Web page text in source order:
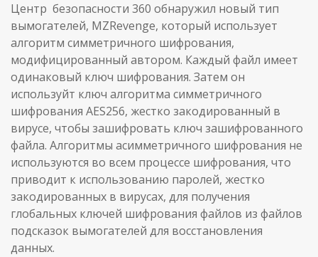
Центр безопасности 360 обнаружил новый тип
вымогателей, MZRevenge, который использует
алгоритм симметричного шифрования,
модифицированный автором. Каждый файл имеет
одинаковый ключ шифрования. Затем он
используйт ключ алгоритма симметричного
шифрования AES256, жестко закодированный в
вирусе, чтобы зашифровать ключ зашифрованного
файла. Алгоритмы асимметричного шифрования не
используются во всем процессе шифрования, что
приводит к использованию паролей, жестко
закодированных в вирусах, для получения
глобальных ключей шифрования файлов из файлов
подсказок вымогателей для восстановления
данных.